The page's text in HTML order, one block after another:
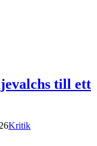
till ett
Kritik